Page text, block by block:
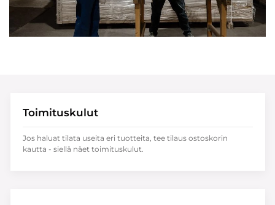
Toimituskulut
Jos haluat tilata useita eri tuotteita, tee tilaus ostoskorin
kautta - siellä näet toimituskulut.